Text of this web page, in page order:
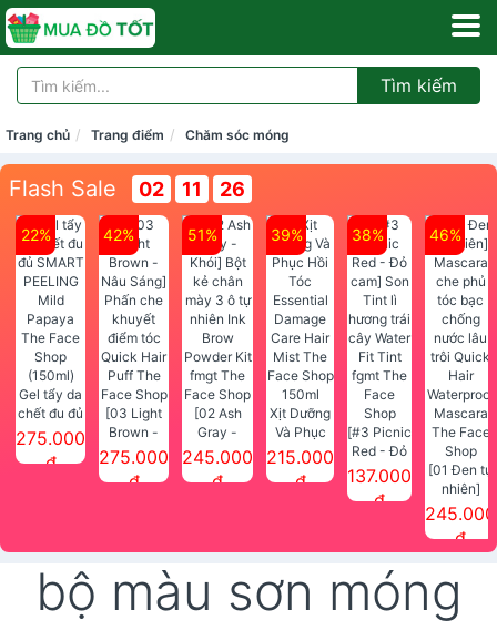
Tìm kiếm
Trang chủ Trang điểm Chăm sóc móng
Flash Sale 02 11 26
22%
Gel tẩy da
chết đu đủ
SMART
PEELING
275.000
đ
42%
[03 Light
Brown -
Nâu Sáng]
Phấn che
275.000
đ
51%
[02 Ash
Gray -
Khói] Bột
kẻ chân
Face Shop
245.000
đ
39%
Xịt Dưỡng
Và Phục
Hồi Tóc
Essential
215.000
đ
38%
[#3 Picnic
Red - Đỏ
cam] Son
Face
Shop
137.000
đ
46%
[01 Đen tự
nhiên]
Mascara
che phủ
nước lâu
trôi Quick
Hair
245.000
đ
bộ màu sơn móng